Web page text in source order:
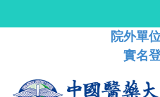
院外單
實名